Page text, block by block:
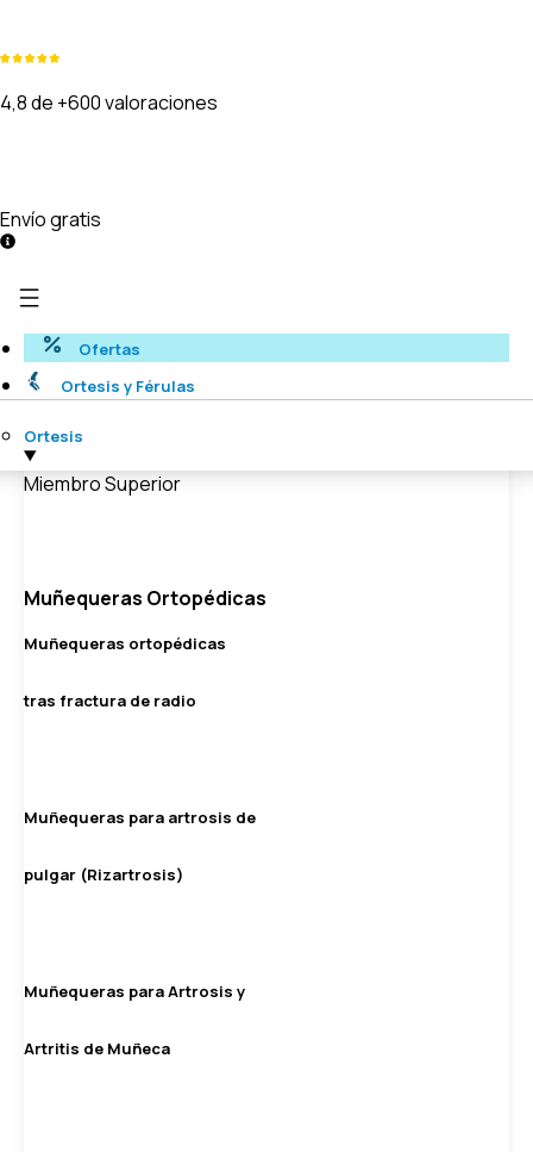
4,8 de +600 valoraciones
Envío gratis
Ofertas
Ortesis y Férulas
Ortesis
Miembro Superior
Muñequeras Ortopédicas
Muñequeras ortopédicas
tras fractura de radio
Muñequeras para artrosis de
pulgar (Rizartrosis)
Muñequeras para Artrosis y
Artritis de Muñeca